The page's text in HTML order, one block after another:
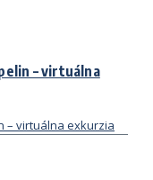
– virtuálna